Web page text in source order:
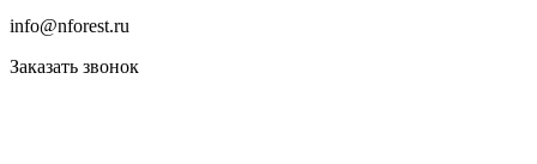
info@nforest.ru
Заказать звонок